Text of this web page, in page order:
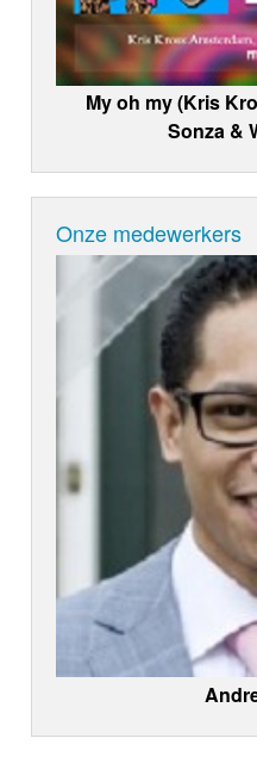
My oh my (Kris
Sonza &
Onze medewerkers